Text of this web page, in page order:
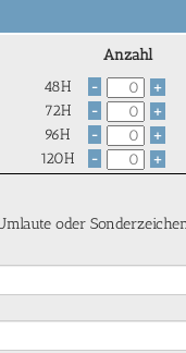
Anzahl
48H - +
72H - +
96H - +
120H - +
oder